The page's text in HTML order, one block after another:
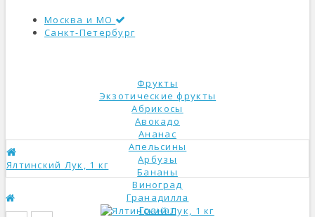
Москва и МО
Санкт-Петербург
Фрукты
Экзотические фрукты
Абрикосы
Авокадо
Ананас
Апельсины
Арбузы
Бананы
Виноград
Гранадилла
Гранат
Ялтинский Лук, 1 кг